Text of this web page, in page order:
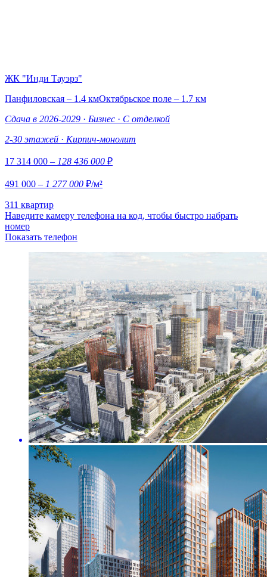
ЖК "Инди Тауэрз"
Панфиловская – 1.4 кмОктябрьское поле – 1.7 км
Сдача в 2026-2029 · Бизнес · С отделкой
2-30 этажей · Кирпич-монолит
17 314 000 – 128 436 000 ₽
491 000 – 1 277 000 ₽/м²
311 квартир
Наведите камеру телефона на код, чтобы быстро набрать
номер
Показать телефон